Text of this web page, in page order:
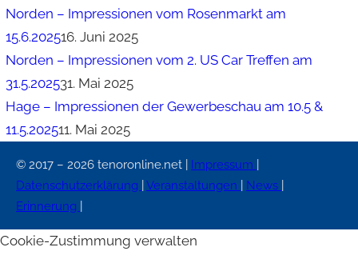
Norden – Impressionen vom Rosenmarkt am
15.6.202516. Juni 2025
Norden – Impressionen vom 2. US Car Treffen am
31.5.202531. Mai 2025
Hage – Impressionen der Gewerbeschau am 10.5 &
11.5.202511. Mai 2025
© 2017 – 2026 tenoronline.net | Impressum
Datenschutzerklärung
Veranstaltungen News
Erinnerung
Cookie-Zustimmung verwalten